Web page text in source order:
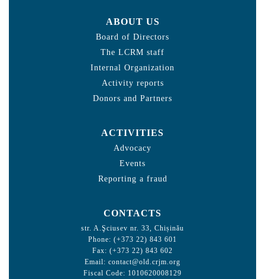
ABOUT US
Board of Directors
The LCRM staff
Internal Organization
Activity reports
Donors and Partners
ACTIVITIES
Advocacy
Events
Reporting a fraud
CONTACTS
str. A.Şciusev nr. 33, Chișinău
Phone: (+373 22) 843 601
Fax: (+373 22) 843 602
Email: contact@old.crjm.org
Fiscal Code: 1010620008129